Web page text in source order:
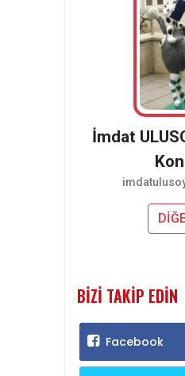
İmdat
BIZI TAKIP EDIN
Facebook